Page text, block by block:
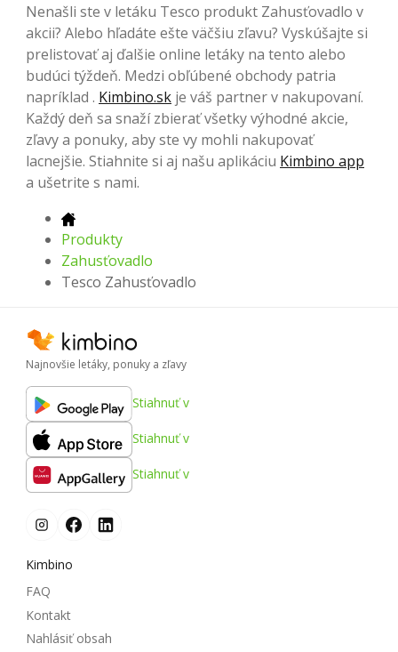
Nenašli ste v letáku Tesco produkt Zahusťovadlo v
akcii? Alebo hľadáte ešte väčšiu zľavu? Vyskúšajte si
prelistovať aj ďalšie online letáky na tento alebo
budúci týždeň. Medzi obľúbené obchody patria
napríklad . Kimbino.sk je váš partner v nakupovaní.
Každý deň sa snaží zbierať všetky výhodné akcie,
zľavy a ponuky, aby ste vy mohli nakupovať
lacnejšie. Stiahnite si aj našu aplikáciu Kimbino app
a ušetrite s nami.
Produkty
Zahusťovadlo
Tesco Zahusťovadlo
Najnovšie letáky, ponuky a zľavy
Stiahnuť v
Stiahnuť v
Stiahnuť v
Kimbino
FAQ
Kontakt
Nahlásiť obsah